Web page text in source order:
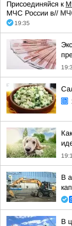
Присоединяйся к
МЧС России в//
19:35
В
В